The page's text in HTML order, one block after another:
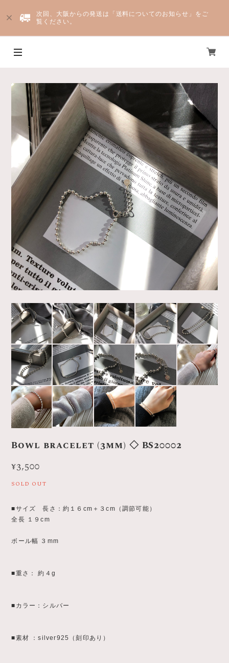
次回、大阪からの発送は「送料についてのお知らせ」をご
覧ください。
Bowl bracelet (3mm) ◇ BS20002
¥3,500
SOLD OUT
■サイズ 長さ：約１６cm＋３cm（調節可能）
全長 １９cm
ボール幅 ３mm
■重さ： 約４g
■カラー：シルバー
■素材 ：silver925（刻印あり）